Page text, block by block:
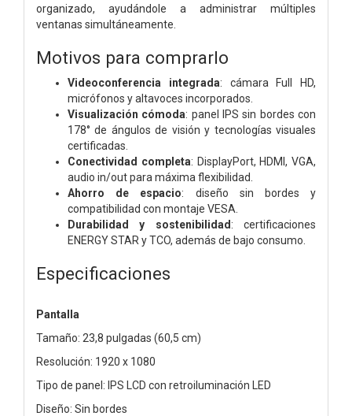
organizado, ayudándole a administrar múltiples
ventanas simultáneamente.
Motivos para comprarlo
Videoconferencia integrada: cámara Full HD,
micrófonos y altavoces incorporados.
Visualización cómoda: panel IPS sin bordes con
178° de ángulos de visión y tecnologías visuales
certificadas.
Conectividad completa: DisplayPort, HDMI, VGA,
audio in/out para máxima flexibilidad.
Ahorro de espacio: diseño sin bordes y
compatibilidad con montaje VESA.
Durabilidad y sostenibilidad : certificaciones
ENERGY STAR y TCO, además de bajo consumo.
Especificaciones
Pantalla
Tamaño: 23,8 pulgadas (60,5 cm)
Resolución: 1920 x 1080
Tipo de panel: IPS LCD con retroiluminación LED
Diseño: Sin bordes